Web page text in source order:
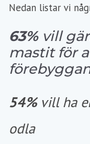
Nedan listar vi
63% vill
mastit för
54% vill ha
odla